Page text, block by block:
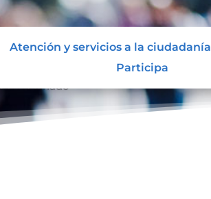
Atención y servicios a la ciudadanía
Participa
Notariado